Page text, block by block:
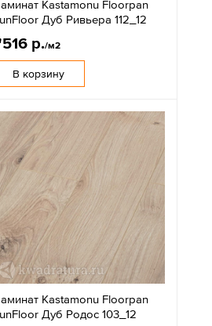
Kastamonu Floorpan
Дуб Ривьера 112_12
р./м2
В корзину
Kastamonu Floorpan
Дуб Родос 103_12